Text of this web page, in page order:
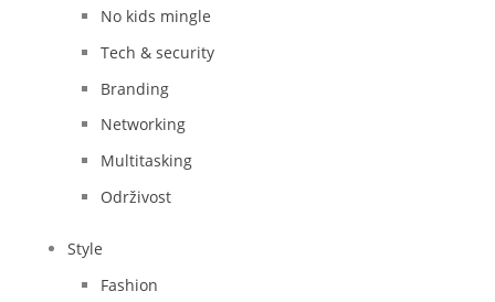
No kids mingle
Tech & security
Branding
Networking
Multitasking
Održivost
Style
Fashion